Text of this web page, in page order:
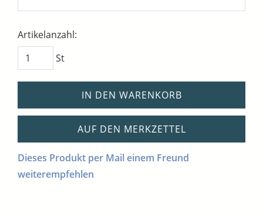
Artikelanzahl:
St
IN DEN WARENKORB
AUF DEN MERKZETTEL
Dieses Produkt per Mail einem Freund
weiterempfehlen